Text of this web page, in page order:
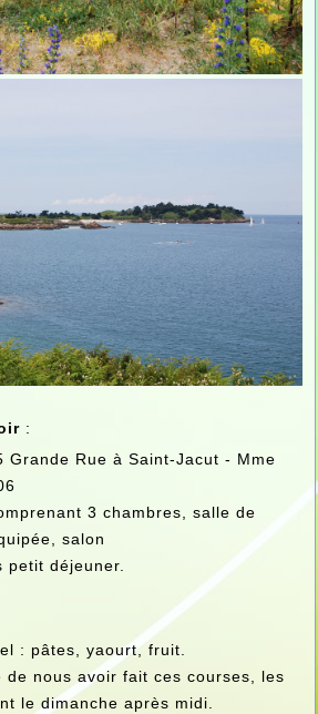
:
Grande Rue à Saint-Jacut - Mme
3 chambres, salle de
salon
déjeuner.
: pâtes, yaourt, fruit.
de nous avoir fait ces courses, les
le dimanche après midi.